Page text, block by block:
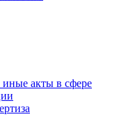
акты в сфере